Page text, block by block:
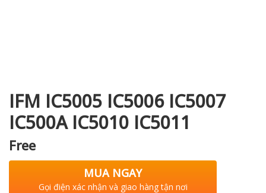
IFM IC5005 IC5006 IC5007
IC500A IC5010 IC5011
Free
MUA NGAY
Gọi điện xác nhận và giao hàng tận nơi